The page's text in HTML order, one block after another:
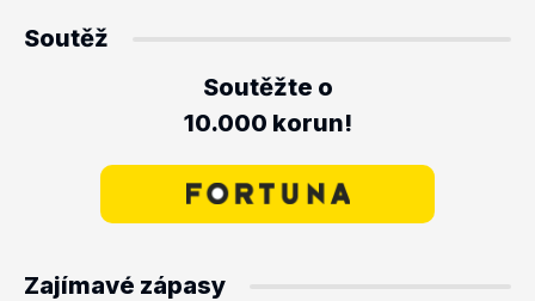
Soutěž
Soutěžte o
10.000 korun!
Zajímavé zápasy